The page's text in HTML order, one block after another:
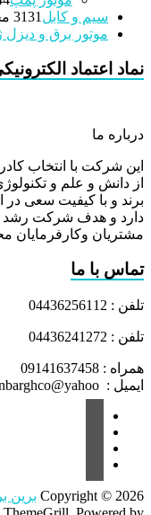
سیم و کابل
3131 محصولات
موتور برق و دیزل
نماد اعتماد
درباره ما
این شرکت با انتخاب
از دانش و علم و
برند و با کیفیت سعی در
دارد و هدف شرکت رشد
مشتریان وکارفرمایان
تماس با ما
تلفن : 04436256112
تلفن : 04436241272
همراه : 09141637458
ایمیل : barinbarghco@yahoo
Copyright © 2026 برین